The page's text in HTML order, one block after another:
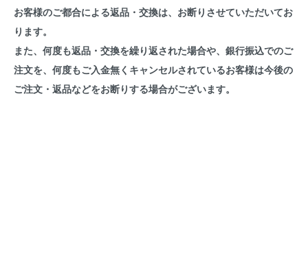
お客様のご都合による返品・交換は、お断りさせていただいてお
ります。
また、何度も返品・交換を繰り返された場合や、銀行振込でのご
注文を、何度もご入金無くキャンセルされているお客様は今後の
ご注文・返品などをお断りする場合がございます。